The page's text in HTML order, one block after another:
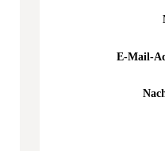
E-Mail-